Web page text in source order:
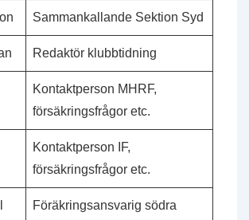
Sammankallande Sektion Syd
Redaktör klubbtidning
Kontaktperson MHRF,
försäkringsfrågor etc.
Kontaktperson IF,
försäkringsfrågor etc.
Föräkringsansvarig södra